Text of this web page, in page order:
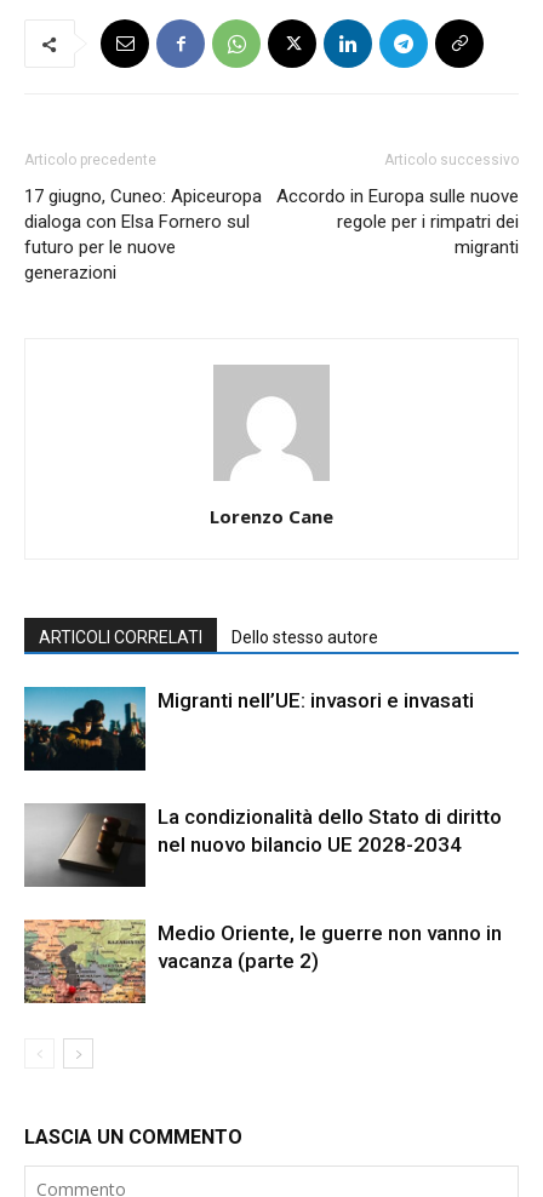
Articolo precedente
17 giugno, Cuneo: Apiceuropa
dialoga con Elsa Fornero sul
futuro per le nuove
generazioni
Articolo successivo
Accordo in Europa sulle nuove
regole per i rimpatri dei
migranti
Lorenzo Cane
ARTICOLI CORRELATI Dello stesso autore
Migranti nell’UE: invasori e invasati
La condizionalità dello Stato di diritto
nel nuovo bilancio UE 2028-2034
Medio Oriente, le guerre non vanno in
vacanza (parte 2)
LASCIA UN COMMENTO